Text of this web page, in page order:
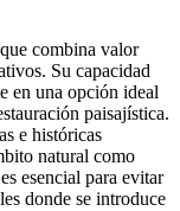
combina valor
Su capacidad
en una opción ideal
paisajística.
e históricas
natural como
esencial para evitar
donde se introduce